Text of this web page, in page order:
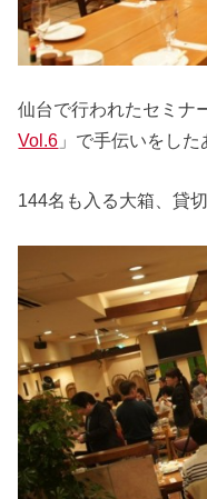
仙台で行われたセミナ
Vol.6 」で手伝いをし
144名も入る大箱、貸